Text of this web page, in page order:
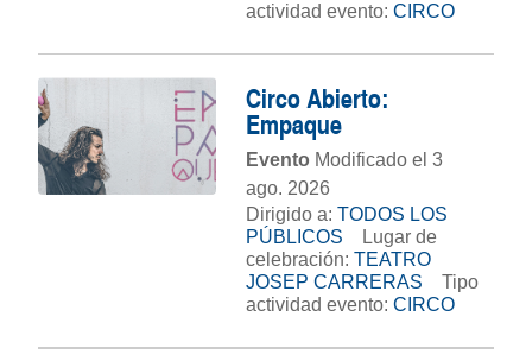
actividad evento: CIRCO
Circo Abierto:
Empaque
Evento Modificado el 3
ago. 2026
Dirigido a: TODOS LOS
PÚBLICOS
Lugar de
celebración: TEATRO
JOSEP CARRERAS
Tipo
actividad evento: CIRCO